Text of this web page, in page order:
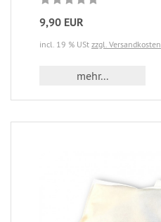
9,90 EUR
incl. 19 % USt zzgl. Versandkosten
mehr...